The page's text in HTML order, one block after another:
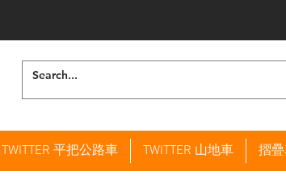
TWITTER 平把公路車 TWITTER 山地車 摺